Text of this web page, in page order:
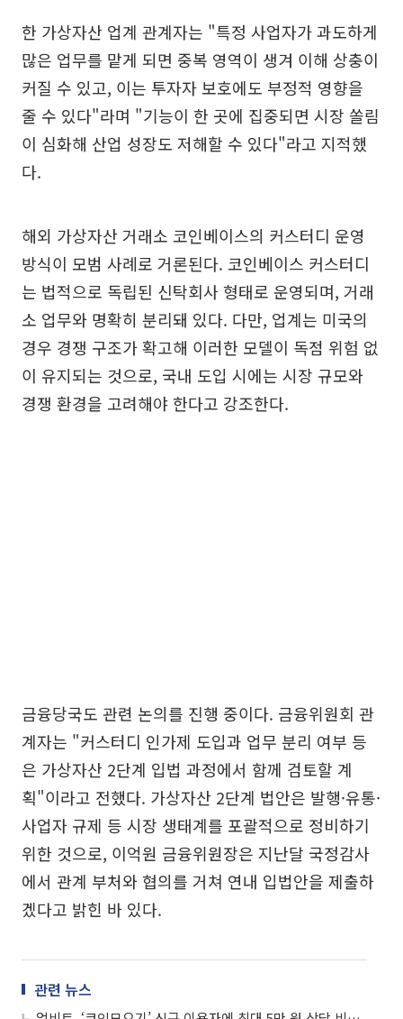
한 가상자산 업계 관계자는 "특정 사업자가 과도하게
많은 업무를 맡게 되면 중복 영역이 생겨 이해 상충이
커질 수 있고, 이는 투자자 보호에도 부정적 영향을
줄 수 있다"라며 "기능이 한 곳에 집중되면 시장 쏠림
이 심화해 산업 성장도 저해할 수 있다"라고 지적했
다.
해외 가상자산 거래소 코인베이스의 커스터디 운영
방식이 모범 사례로 거론된다. 코인베이스 커스터디
는 법적으로 독립된 신탁회사 형태로 운영되며, 거래
소 업무와 명확히 분리돼 있다. 다만, 업계는 미국의
경우 경쟁 구조가 확고해 이러한 모델이 독점 위험 없
이 유지되는 것으로, 국내 도입 시에는 시장 규모와
경쟁 환경을 고려해야 한다고 강조한다.
금융당국도 관련 논의를 진행 중이다. 금융위원회 관
계자는 "커스터디 인가제 도입과 업무 분리 여부 등
은 가상자산 2단계 입법 과정에서 함께 검토할 계
획"이라고 전했다. 가상자산 2단계 법안은 발행·유통·
사업자 규제 등 시장 생태계를 포괄적으로 정비하기
위한 것으로, 이억원 금융위원장은 지난달 국정감사
에서 관계 부처와 협의를 거쳐 연내 입법안을 제출하
겠다고 밝힌 바 있다.
관련 뉴스